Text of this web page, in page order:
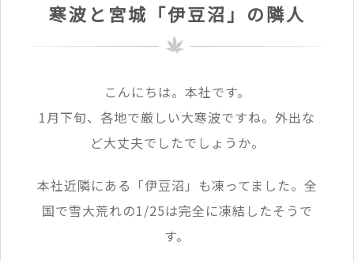
寒波と宮城「伊豆沼」の隣人
こんにちは。本社です。
1月下旬、各地で厳しい大寒波ですね。外出な
ど大丈夫でしたでしょうか。
本社近隣にある「伊豆沼」も凍ってました。全
国で雪大荒れの1/25は完全に凍結したそうで
す。